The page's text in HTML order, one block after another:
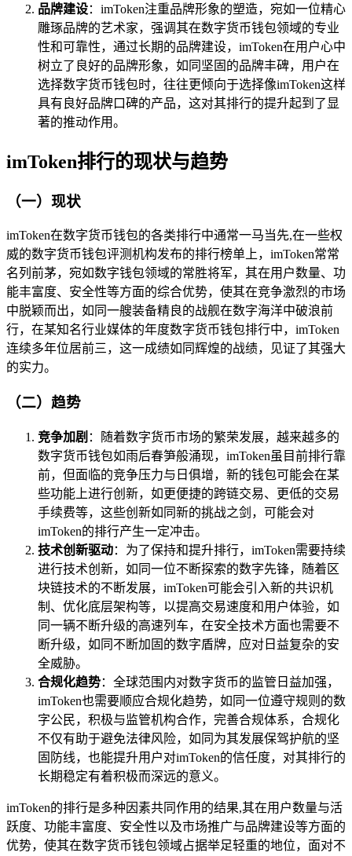
品牌建设：imToken注重品牌形象的塑造，宛如一位精心
雕琢品牌的艺术家，强调其在数字货币钱包领域的专业
性和可靠性，通过长期的品牌建设，imToken在用户心中
树立了良好的品牌形象，如同坚固的品牌丰碑，用户在
选择数字货币钱包时，往往更倾向于选择像imToken这样
具有良好品牌口碑的产品，这对其排行的提升起到了显
著的推动作用。
imToken排行的现状与趋势
（一）现状
imToken在数字货币钱包的各类排行中通常一马当先,在一些权
威的数字货币钱包评测机构发布的排行榜单上，imToken常常
名列前茅，宛如数字钱包领域的常胜将军，其在用户数量、功
能丰富度、安全性等方面的综合优势，使其在竞争激烈的市场
中脱颖而出，如同一艘装备精良的战舰在数字海洋中破浪前
行，在某知名行业媒体的年度数字货币钱包排行中，imToken
连续多年位居前三，这一成绩如同辉煌的战绩，见证了其强大
的实力。
（二）趋势
竞争加剧 ：随着数字货币市场的繁荣发展，越来越多的
数字货币钱包如雨后春笋般涌现，imToken虽目前排行靠
前，但面临的竞争压力与日俱增，新的钱包可能会在某
些功能上进行创新，如更便捷的跨链交易、更低的交易
手续费等，这些创新如同新的挑战之剑，可能会对
imToken的排行产生一定冲击。
技术创新驱动：为了保持和提升排行，imToken需要持续
进行技术创新，如同一位不断探索的数字先锋，随着区
块链技术的不断发展，imToken可能会引入新的共识机
制、优化底层架构等，以提高交易速度和用户体验，如
同一辆不断升级的高速列车，在安全技术方面也需要不
断升级，如同不断加固的数字盾牌，应对日益复杂的安
全威胁。
合规化趋势：全球范围内对数字货币的监管日益加强，
imToken也需要顺应合规化趋势，如同一位遵守规则的数
字公民，积极与监管机构合作，完善合规体系，合规化
不仅有助于避免法律风险，如同为其发展保驾护航的坚
固防线，也能提升用户对imToken的信任度，对其排行的
长期稳定有着积极而深远的意义。
imToken的排行是多种因素共同作用的结果,其在用户数量与活
跃度、功能丰富度、安全性以及市场推广与品牌建设等方面的
优势，使其在数字货币钱包领域占据举足轻重的地位，面对不